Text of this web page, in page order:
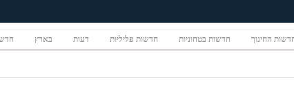
החינוך חדשות בטחוניות חדשות פליליות דעות בארץ